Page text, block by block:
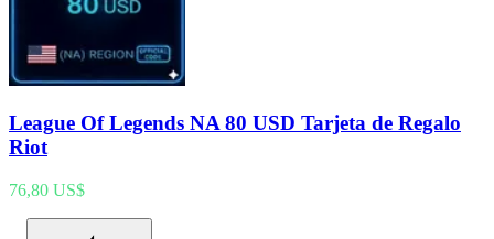
League Of Legends NA 80 USD Tarjeta de Regalo
Riot
76,80 US$